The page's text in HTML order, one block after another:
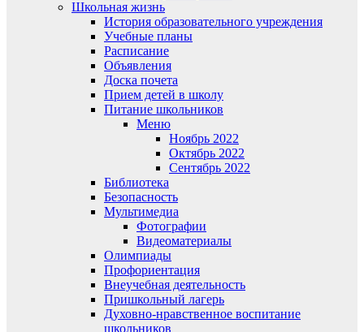
Школьная жизнь
История образовательного учреждения
Учебные планы
Расписание
Объявления
Доска почета
Прием детей в школу
Питание школьников
Меню
Ноябрь 2022
Октябрь 2022
Сентябрь 2022
Библиотека
Безопасность
Мультимедиа
Фотографии
Видеоматериалы
Олимпиады
Профориентация
Внеучебная деятельность
Пришкольный лагерь
Духовно-нравственное воспитание
школьников